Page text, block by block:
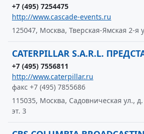
+7 (495) 7254475
http://www.cascade-events.ru
125047, Москва, Тверская-Ямская 2-я
CATERPILLAR S.A.R.L.
+7 (495) 7556811
http://www.caterpillar.ru
факс +7 (495) 7855686
115035, Москва, Садовническая ул.,
эт. 3